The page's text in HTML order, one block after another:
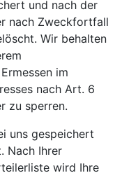
und nach der
nach Zweckfortfall
Wir behalten
im
nach Art. 6
zu sperren.
uns gespeichert
Nach Ihrer
wird Ihre